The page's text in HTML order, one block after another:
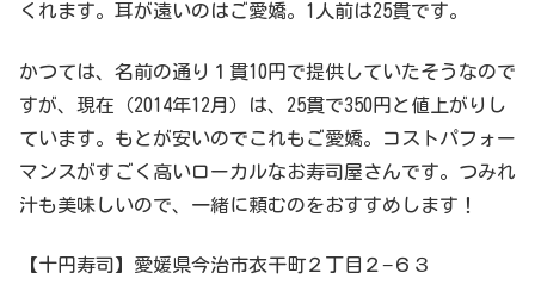
くれます。耳が遠いのはご愛嬌。1人前は25貫です。
かつては、名前の通り１貫10円で提供していたそうなので
すが、現在（2014年12月）は、25貫で350円と値上がりし
ています。もとが安いのでこれもご愛嬌。コストパフォー
マンスがすごく高いローカルなお寿司屋さんです。つみれ
汁も美味しいので、一緒に頼むのをおすすめします！
【十円寿司】愛媛県今治市衣干町２丁目２−６３